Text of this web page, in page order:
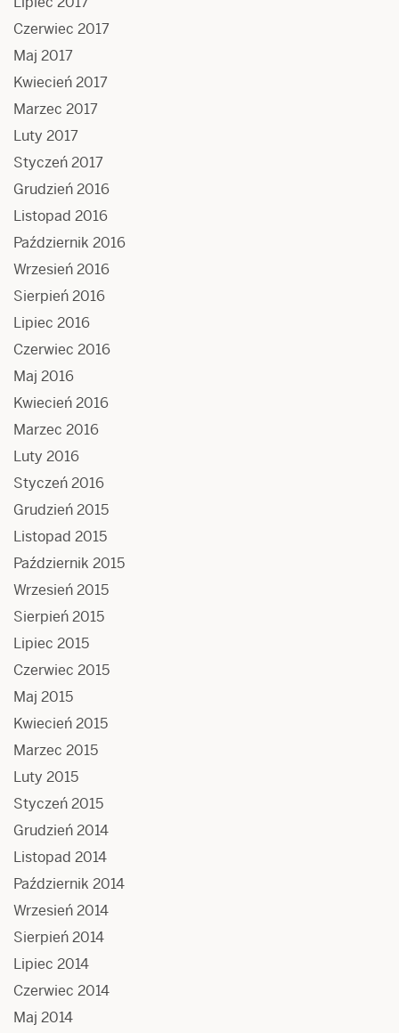
Czerwiec 2017
Maj 2017
Kwiecień 2017
Marzec 2017
Luty 2017
Styczeń 2017
Grudzień 2016
Listopad 2016
Październik 2016
Wrzesień 2016
Sierpień 2016
Lipiec 2016
Czerwiec 2016
Maj 2016
Kwiecień 2016
Marzec 2016
Luty 2016
Styczeń 2016
Grudzień 2015
Listopad 2015
Październik 2015
Wrzesień 2015
Sierpień 2015
Lipiec 2015
Czerwiec 2015
Maj 2015
Kwiecień 2015
Marzec 2015
Luty 2015
Styczeń 2015
Grudzień 2014
Listopad 2014
Październik 2014
Wrzesień 2014
Sierpień 2014
Lipiec 2014
Czerwiec 2014
Maj 2014